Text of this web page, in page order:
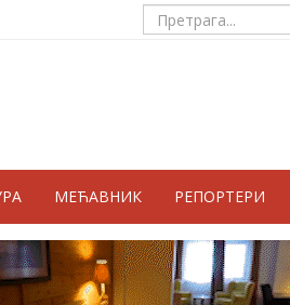
МЕЋАВНИК РЕПОРТЕРИ